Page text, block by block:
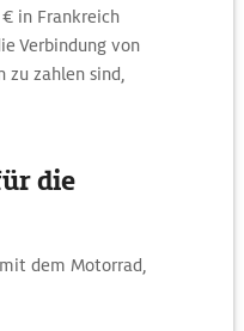
in Frankreich
Verbindung von
zu zahlen sind,
die
dem Motorrad,